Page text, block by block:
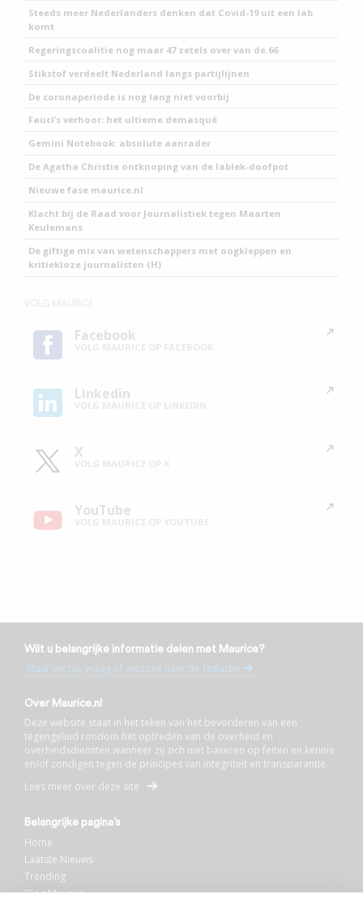
Steeds meer Nederlanders denken dat Covid-19 uit een lab
komt
Regeringscoalitie nog maar 47 zetels over van de 66
Stikstof verdeelt Nederland langs partijlijnen
De coronaperiode is nog lang niet voorbij
Fauci’s verhoor: het ultieme demasqué
Gemini Notebook: absolute aanrader
De Agatha Christie ontknoping van de lablek-doofpot
Nieuwe fase maurice.nl
Klacht bij de Raad voor Journalistiek tegen Maarten
Keulemans
De giftige mix van wetenschappers met oogkleppen en
kritiekloze journalisten (H)
Facebook
Linkedin
X
YouTube
Wilt u belangrijke informatie delen met Maurice?
Stuur uw tip, vraag of verzoek naar de redactie
Over Maurice.nl
Deze website staat in het teken van het bevorderen van een
tegengeluid rondom het optreden van de overheid en
overheidsdiensten wanneer zij zich niet baseren op feiten en kennis
en/of zondigen tegen de principes van integriteit en transparantie.
Lees meer over deze site
Belangrijke pagina’s
Home
Laatste Nieuws
Trending
Blog Maurice